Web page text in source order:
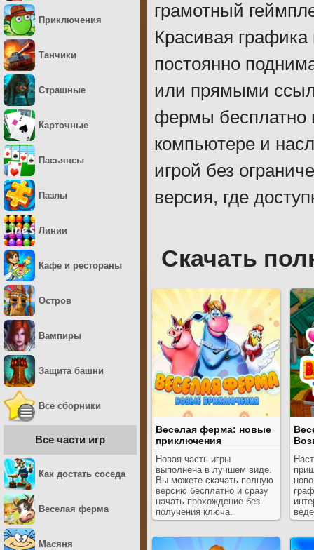
грамотный
Красивая
постоянно
или прямыми
фермы бесплатно
компьютере и
игрой без
версия, где
Скачать
Веселая ферма: новые
приключения
Новая часть игры
выполнена в лучшем виде.
Вы можете скачать полную
версию бесплатно и сразу
начать прохождение без
получения ключа.
Приключения
Танчики
Страшные
Карточные
Пасьянсы
Пазлы
Линии
Кафе и рестораны
Остров
Вампиры
Защита башни
Все сборники
Все части игр
Как достать соседа
Веселая ферма
Масяня